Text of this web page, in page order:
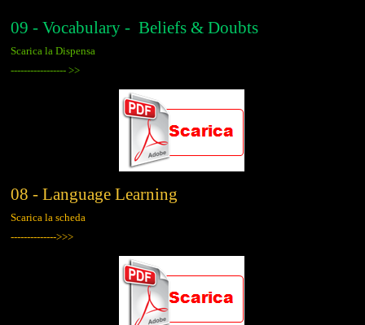
09 - Vocabulary - Beliefs & Doubts
Scarica la Dispensa
----------------- >>
08 - Language Learning
Scarica la scheda
-------------->>>